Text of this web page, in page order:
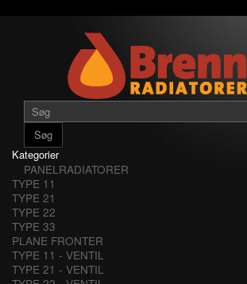
Søg
Kategorier
PANELRADIATORER
TYPE 11
TYPE 21
TYPE 22
TYPE 33
PLANE FRONTER
TYPE 11 - VENTIL
TYPE 21 - VENTIL